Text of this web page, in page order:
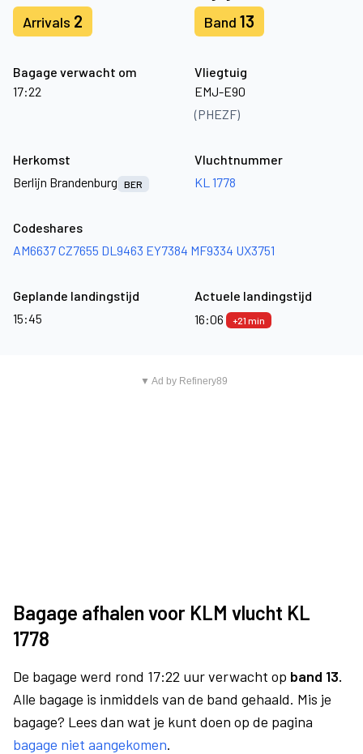
Arrivals 2 Band 13
Bagage verwacht om
17:22
Vliegtuig
EMJ-E90
(PHEZF)
Herkomst
Berlijn Brandenburg
BER
Vluchtnummer
KL 1778
Codeshares
AM6637CZ7655 DL9463 EY7384 MF9334 UX3751
Geplande landingstijd
15:45
Actuele landingstijd
16:06
+21 min
▼ Ad by Refinery89
Bagage afhalen voor KLM vlucht KL
1778
De bagage werd rond 17:22 uur verwacht op band 13.
Alle bagage is inmiddels van de band gehaald. Mis je
bagage? Lees dan wat je kunt doen op de pagina
bagage niet aangekomen.